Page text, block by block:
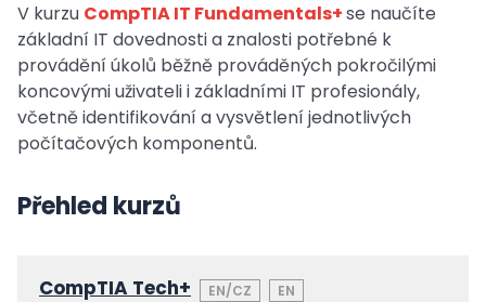
V kurzu CompTIA IT Fundamentals+se naučíte
základní IT dovednosti a znalosti potřebné k
provádění úkolů běžně prováděných pokročilými
koncovými uživateli i základními IT profesionály,
včetně identifikování a vysvětlení jednotlivých
počítačových komponentů.
Přehled kurzů
CompTIA Tech+ EN/CZ EN